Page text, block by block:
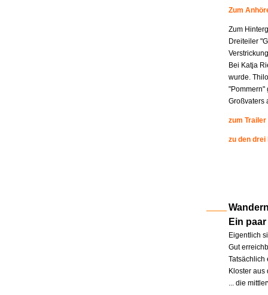
Zum
Zum
Dreiteiler
Bei Katja
wurde.
"Pommern"
Großvaters
zum Trailer
zu den
Ein
Eigentlich
Gut
Tatsächlich
Kloster
... die